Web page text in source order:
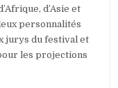
d’Asie et
personnalités
jurys du festival et
les projections